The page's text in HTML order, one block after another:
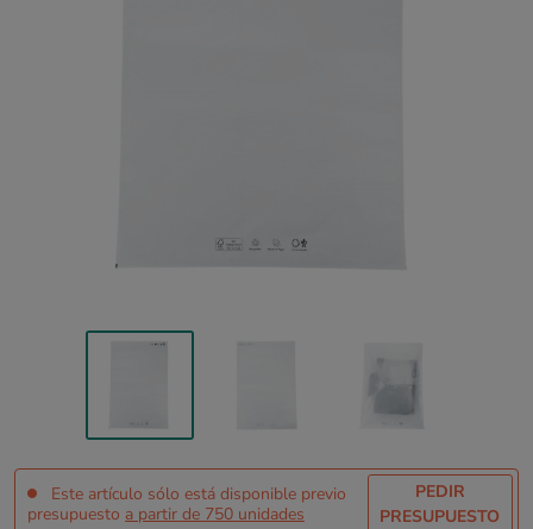
Este artículo sólo está disponible previo
presupuesto a partir de 750 unidades
PEDIR
PRESUPUESTO